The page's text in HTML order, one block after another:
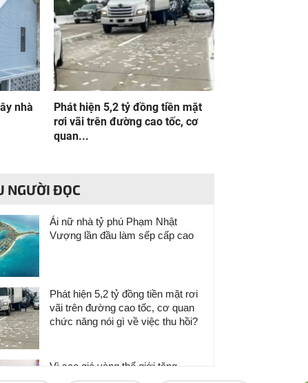
nhà
Phát hiện 5,2 tỷ đồng tiền mặt
rơi vãi trên đường cao tốc, cơ
quan...
NGƯỜI ĐỌC
Ái nữ nhà tỷ phú Phạm Nhật
Vượng lần đầu làm sếp cấp cao
Phát hiện 5,2 tỷ đồng tiền mặt rơi
vãi trên đường cao tốc, cơ quan
chức năng nói gì về việc thu hồi?
Vì sao giá vàng thế giới tăng
nhưng trong nước lại giảm?